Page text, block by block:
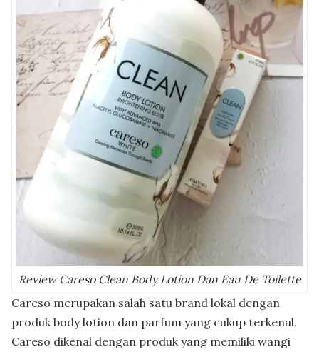
Review Careso Clean Body Lotion Dan Eau De Toilette
Careso merupakan salah satu brand lokal dengan
produk body lotion dan parfum yang cukup terkenal.
Careso dikenal dengan produk yang memiliki wangi